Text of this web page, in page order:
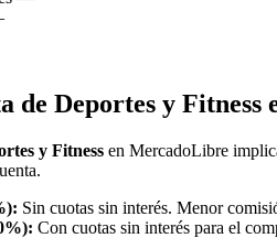
de Deportes y
y Fitness en MercadoLibre
Sin cuotas sin interés. Menor
Con cuotas sin interés para el